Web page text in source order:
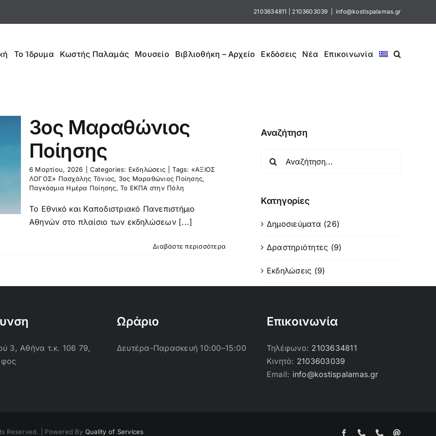
2103634811 2103603039 info@kostispalamas.gr
Το Ίδρυμα Κωστής Παλαμάς Μουσείο Βιβλιοθήκη – Αρχείο Εκδόσεις Νέα Επικοινωνία
3ος Μαραθώνιος
Ποίησης
6 Μαρτίου, 2026 Categories: Εκδηλώσεις Tags: «ΑΞΙΟΣ
ΛΟΓΟΣ» Πασχάλης Τόνιος, 3ος Μαραθώνιος Ποίησης,
Παγκόσμια Ημέρα Ποίησης,Το ΕΚΠΑ στην Πόλη
Το Εθνικό και Καποδιστριακό Πανεπιστήμιο
Αθηνών στο πλαίσιο των εκδηλώσεων [...]
Διαβάστε περισσότερα
Αναζήτηση
Κατηγορίες
Δημοσιεύματα (26)
Δραστηριότητες (9)
Εκδηλώσεις (9)
3, Αθήνα τ.κ. 106 79,
Ωράριο
Δευτέρα-Παρασκευή 10:00–15:00
Επικοινωνία
Τηλέφωνο: 2103634811
Κινητό: 2103603039
Email: info@kostispalamas.gr
Reserved. | Powered By Quality of Services FacebookΤηλέφωνο
Τηλέφωνο